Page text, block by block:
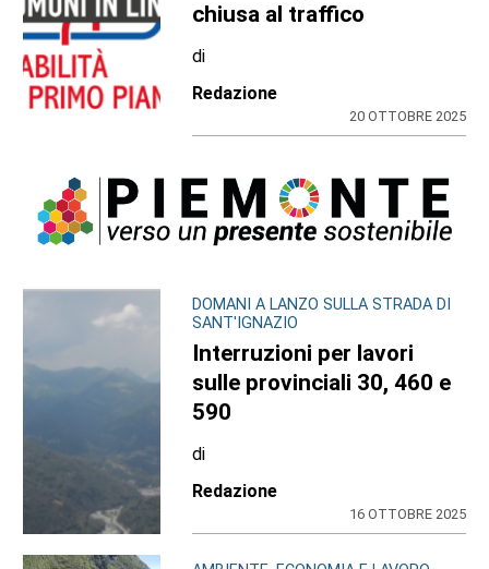
chiusa al traffico
di
Redazione
20 OTTOBRE 2025
DOMANI A LANZO SULLA STRADA DI
SANT'IGNAZIO
Interruzioni per lavori
sulle provinciali 30, 460 e
590
di
Redazione
16 OTTOBRE 2025